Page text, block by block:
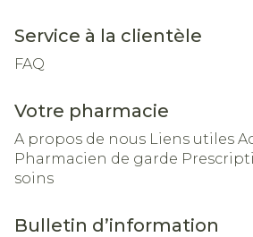
Service à la clientèle
FAQ
Votre pharmacie
A propos de nous Liens utiles
Pharmacien de garde
soins
Bulletin d’information